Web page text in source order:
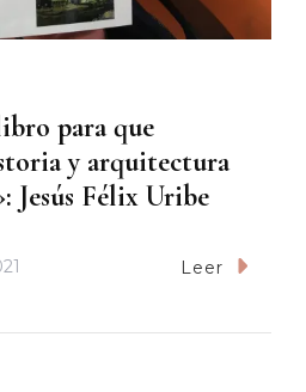
para que
y arquitectura
Jesús Félix Uribe
Leer